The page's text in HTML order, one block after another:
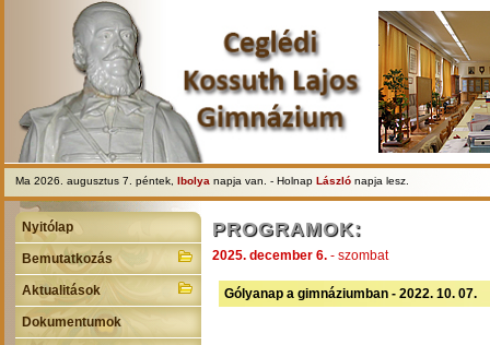
Ma 2026. augusztus 7. péntek, Ibolya napja van. - Holnap László napja lesz.
Nyitólap
Bemutatkozás
Aktualitások
Dokumentumok
PROGRAMOK:
2025. december 6. - szombat
Gólyanap a gimnáziumban - 2022. 10. 07.